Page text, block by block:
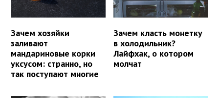
Зачем хозяйки
заливают
мандариновые корки
уксусом: странно, но
так поступают многие
Зачем класть монетку
в холодильник?
Лайфхак, о котором
молчат